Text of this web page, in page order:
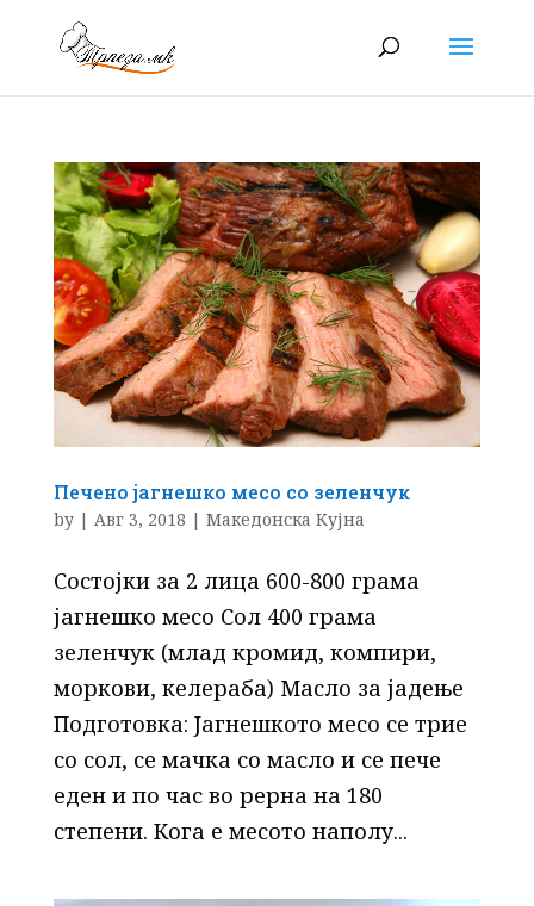
Печено јагнешко месо со зеленчук
by | Авг 3, 2018 | Македонска Кујна
Состојки за 2 лица 600-800 грама
јагнешко месо Сол 400 грама
зеленчук (млад кромид, компири,
моркови, келераба) Масло за јадење
Подготовка: Јагнешкото месо се трие
со сол, се мачка со масло и се пече
еден и по час во рерна на 180
степени. Кога е месото наполу...